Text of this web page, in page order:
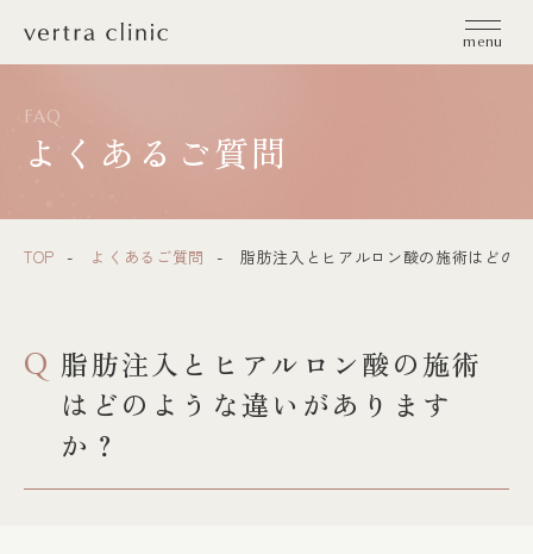
vertra clinic（ヴェルトラクリニック）
menu
FAQ
よくあるご質問
TOP よくあるご質問 脂肪注入とヒアルロン酸の施術はどの
Q 脂肪注入とヒアルロン酸の施術
はどのような違いがあります
か？